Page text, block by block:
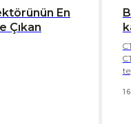
En
Çıkan